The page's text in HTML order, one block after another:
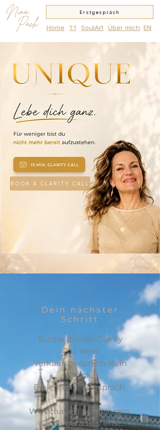
Home Über mich
Nina
Pach
Erstgespräch
1:1 SoulArt EN
BOOK A CLARITY CALL
Dein nächster
Schritt
Buche deinen Clarity
Call. Kein
Verkaufsgespräch. Kein
Druck.
Ein ehrliches Gespräch.
Wir schauen gemeinsam,
wo du gerade stehst.